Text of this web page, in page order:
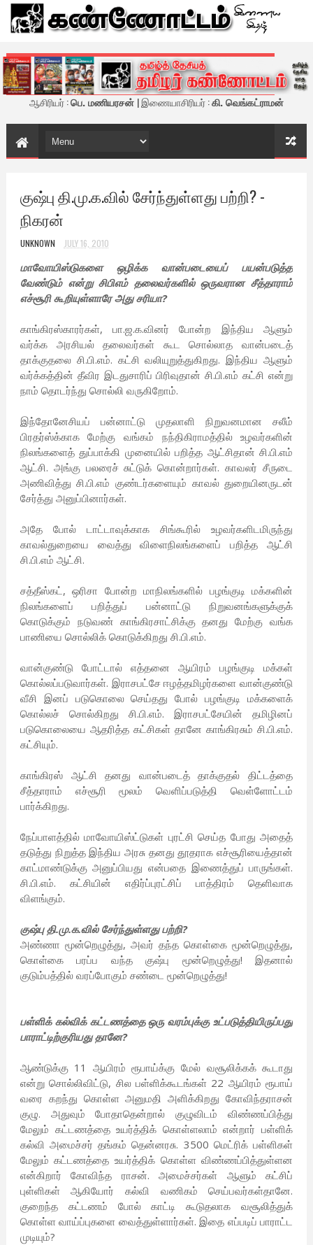
கண்ணோட்டம் - இணைய இதழ்
ஆசிரியர் :பெ. மணியரசன் | இணையாசிரியர் :கி. வெங்கட்ராமன்
குஷ்பு தி.மு.க.வில் சேர்ந்துள்ளது பற்றி? -
நிகரன்
UNKNOWN JULY 16, 2010
மாவோயிஸ்டுகளை ஒழிக்க வான்படையைப் பயன்படுத்த
வேண்டும் என்று சிபிஎம் தலைவர்களில் ஒருவரான சீத்தாராம்
எச்சூரி கூறியுள்ளாரே அது சரியா?
காங்கிரஸ்காரர்கள், பா.ஜ.க.வினர் போன்ற இந்திய ஆளும்
வர்க்க அரசியல் தலைவர்கள் கூட சொல்லாத வான்படைத்
தாக்குதலை சி.பி.எம். கட்சி வலியுறுத்துகிறது. இந்திய ஆளும்
வர்க்கத்தின் தீவிர இடதுசாரிப் பிரிவுதான் சி.பி.எம் கட்சி என்று
நாம் தொடர்ந்து சொல்லி வருகிறோம்.
இந்தோனேசியப் பன்னாட்டு முதலாளி நிறுவனமான சலீம்
பிரதர்ஸ்க்காக மேற்கு வங்கம் நந்திகிராமத்தில் உழவர்களின்
நிலங்களைத் துப்பாக்கி முனையில் பறித்த ஆட்சிதான் சி.பி.எம்
ஆட்சி. அங்கு பலரைச் சுட்டுக் கொன்றார்கள். காவலர் சீருடை
அணிவித்து சி.பி.எம் குண்டர்களையும் காவல் துறையினருடன்
சேர்த்து அனுப்பினார்கள்.
அதே போல் டாட்டாவுக்காக சிங்கூரில் உழவர்களிடமிருந்து
காவல்துறையை வைத்து விளைநிலங்களைப் பறித்த ஆட்சி
சி.பி.எம் ஆட்சி.
சத்தீஸ்கட், ஒரிசா போன்ற மாநிலங்களில் பழங்குடி மக்களின்
நிலங்களைப் பறித்துப் பன்னாட்டு நிறுவனங்களுக்குக்
கொடுக்கும் நடுவண் காங்கிரசாட்சிக்கு தனது மேற்கு வங்க
பாணியை சொல்லிக் கொடுக்கிறது சி.பி.எம்.
வான்குண்டு போட்டால் எத்தனை ஆயிரம் பழங்குடி மக்கள்
கொல்லப்படுவார்கள். இராசபட்சே ஈழத்தமிழர்களை வான்குண்டு
வீசி இனப் படுகொலை செய்தது போல் பழங்குடி மக்களைக்
கொல்லச் சொல்கிறது சி.பி.எம். இராசபட்சேயின் தமிழினப்
படுகொலையை ஆதரித்த கட்சிகள் தானே காங்கிரசும் சி.பி.எம்.
கட்சியும்.
காங்கிரஸ் ஆட்சி தனது வான்படைத் தாக்குதல் திட்டத்தை
சீத்தாராம் எச்சூரி மூலம் வெளிப்படுத்தி வெள்ளோட்டம்
பார்க்கிறது.
நேப்பாளத்தில் மாவோயிஸ்ட்டுகள் புரட்சி செய்த போது அதைத்
தடுத்து நிறுத்த இந்திய அரசு தனது தூதராக எச்சூரியைத்தான்
காட்மாண்டுக்கு அனுப்பியது என்பதை இணைத்துப் பாருங்கள்.
சி.பி.எம். கட்சியின் எதிர்ப்புரட்சிப் பாத்திரம் தெளிவாக
விளங்கும்.
குஷ்பு தி.மு.க.வில் சேர்ந்துள்ளது பற்றி?
அண்ணா மூன்றெழுத்து, அவர் தந்த கொள்கை மூன்றெழுத்து,
கொள்கை பரப்ப வந்த குஷ்பு மூன்றெழுத்து! இதனால்
குடும்பத்தில் வரப்போகும் சண்டை மூன்றெழுத்து!
பள்ளிக் கல்விக் கட்டணத்தை ஒரு வரம்புக்கு உட்படுத்தியிருப்பது
பாராட்டிற்குரியது தானே?
ஆண்டுக்கு 11 ஆயிரம் ரூபாய்க்கு மேல் வசூலிக்கக் கூடாது
என்று சொல்லிவிட்டு, சில பள்ளிக்கூடங்கள் 22 ஆயிரம் ரூபாய்
வரை கறந்து கொள்ள அனுமதி அளிக்கிறது கோவிந்தராசன்
குழு. அதுவும் போதாதென்றால் குழுவிடம் விண்ணப்பித்து
மேலும் கட்டணத்தை உயர்த்திக் கொள்ளலாம் என்றார் பள்ளிக்
கல்வி அமைச்சர் தங்கம் தென்னரசு. 3500 மெட்ரிக் பள்ளிகள்
மேலும் கட்டணத்தை உயர்த்திக் கொள்ள விண்ணப்பித்துள்ளன
என்கிறார் கோவிந்த ராசன். அமைச்சர்கள் ஆளும் கட்சிப்
புள்ளிகள் ஆகியோர் கல்வி வணிகம் செய்பவர்கள்தானே.
குறைந்த கட்டணம் போல் காட்டி கூடுதலாக வசூலித்துக்
கொள்ள வாய்ப்புகளை வைத்துள்ளார்கள். இதை எப்படிப் பாராட்ட
முடியும்?